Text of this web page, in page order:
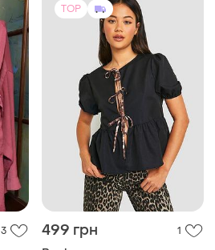
3
TOP
499 грн 1